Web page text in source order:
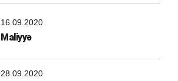
16.09.2020
Maliyyə
28.09.2020